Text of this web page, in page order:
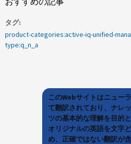
タグ
product-categories:active-iq-unified-
type:q_n_a
このWebサイトはニュー
て翻訳されており、ナレ
ツの基本的な理解を目的
オリジナルの英語を文字
め、正確ではない翻訳が